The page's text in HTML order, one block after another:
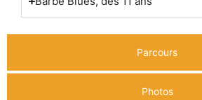
Parcours
Photos